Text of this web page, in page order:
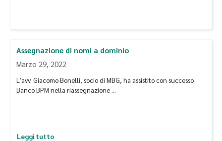
Assegnazione di nomi a dominio
Marzo 29, 2022
L’avv. Giacomo Bonelli, socio di MBG, ha assistito con successo
Banco BPM nella riassegnazione …
Leggi tutto